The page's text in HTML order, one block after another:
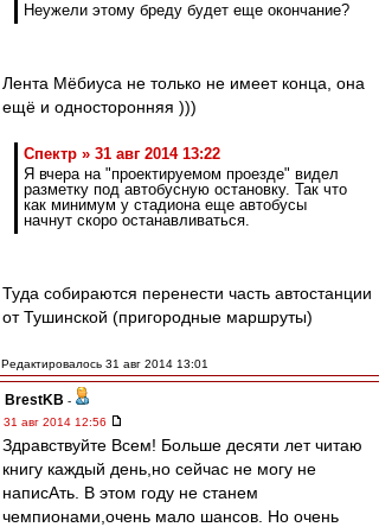
Неужели этому бреду будет еще окончание?
Лента Мёбиуса не только не имеет конца, она
ещё и односторонняя )))
Спектр » 31 авг 2014 13:22
Я вчера на "проектируемом проезде" видел
разметку под автобусную остановку. Так что
как минимум у стадиона еще автобусы
начнут скоро останавливаться.
Туда собираются перенести часть автостанции
от Тушинской (пригородные маршруты)
Редактировалось 31 авг 2014 13:01
BrestKB -
31 авг 2014 12:56
Здравствуйте Всем! Больше десяти лет читаю
книгу каждый день,но сейчас не могу не
написАть. В этом году не станем
чемпионами,очень мало шансов. Но очень